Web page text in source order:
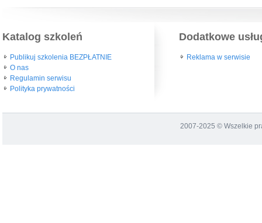
Katalog szkoleń
Publikuj szkolenia BEZPŁATNIE
O nas
Regulamin serwisu
Polityka prywatności
Dodatkowe
Reklama w serwisie
2007-2025 © Wszelkie